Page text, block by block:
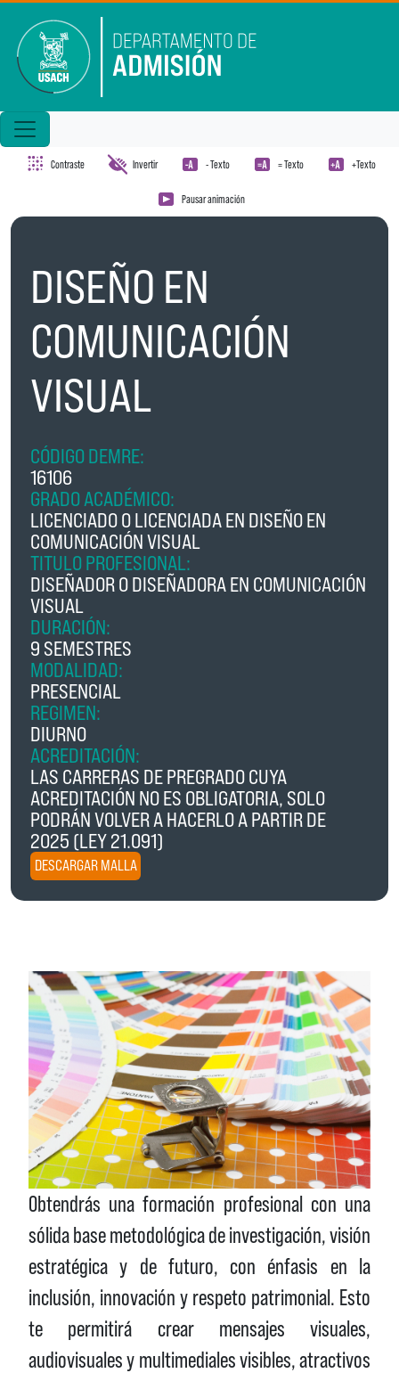
Contraste Invertir - Texto = Texto +Texto
Pausar animación
DISEÑO EN
COMUNICACIÓN
VISUAL
CÓDIGO DEMRE:
16106
GRADO ACADÉMICO:
LICENCIADO O LICENCIADA EN DISEÑO EN
COMUNICACIÓN VISUAL
TITULO PROFESIONAL:
DISEÑADOR O DISEÑADORA EN COMUNICACIÓN
VISUAL
DURACIÓN:
9 SEMESTRES
MODALIDAD:
PRESENCIAL
REGIMEN:
DIURNO
ACREDITACIÓN:
LAS CARRERAS DE PREGRADO CUYA
ACREDITACIÓN NO ES OBLIGATORIA, SOLO
PODRÁN VOLVER A HACERLO A PARTIR DE
2025 (LEY 21.091)
DESCARGAR MALLA
Obtendrás una formación profesional con una
sólida base metodológica de investigación, visión
estratégica y de futuro, con énfasis en la
inclusión, innovación y respeto patrimonial. Esto
te permitirá crear mensajes visuales,
audiovisuales y multimediales visibles, atractivos